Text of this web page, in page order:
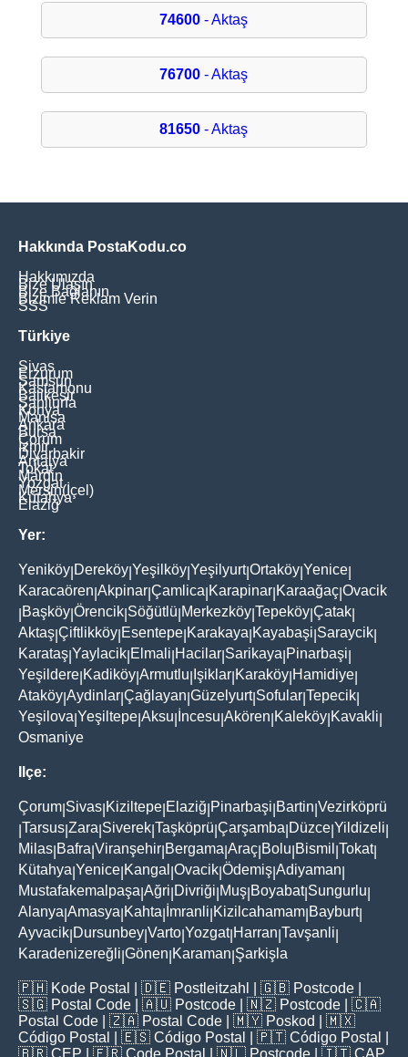
74600 - Aktaş
76700 - Aktaş
81650 - Aktaş
Hakkında PostaKodu.co
Hakkımızda
Bize Ulaşın
Bize Bağlanın
Bizimle Reklam Verin
SSS
Türkiye
Sivas
Erzurum
Samsun
Kastamonu
Balikesir
Şanliurfa
Konya
Manisa
Ankara
Bursa
Çorum
İzmir
Diyarbakir
Antalya
Tokat
Mardin
Yozgat
Mersin(İçel)
Kütahya
Elaziğ
Yer:
Yeniköy Dereköy Yeşilköy Yeşilyurt|Ortaköy Yenice
Karacaören Akpinar Çamlica Karapinar Karaağaç Ovacik
Başköy Örencik Söğütlü Merkezköy Tepeköy Çatak
Aktaş Çiftlikköy Esentepe Karakaya Kayabaşi Saraycik
Karataş Yaylacik Elmali Hacilar Sarikaya Pinarbaşi
Yeşildere Kadiköy Armutlu Işiklar Karaköy Hamidiye
Ataköy Aydinlar Çağlayan Güzelyurt| Sofular Tepecik
Yeşilova Yeşiltepe Aksu İncesu Akören Kaleköy Kavakli
Osmaniye
Ilçe:
Çorum Sivas Kiziltepe Elaziğ Pinarbaşi Bartin Vezirköprü
Tarsus Zara Siverek Taşköprü Çarşamba Düzce Yildizeli
Milas Bafra Viranşehir Bergama Araç Bolu Bismil Tokat|
Kütahya Yenice Kangal Ovacik Ödemiş Adiyaman
Mustafakemalpaşa Ağri Divriği Muş Boyabat| Sungurlu
Alanya Amasya Kahta İmranli Kizilcahamam Bayburt|
Ayvacik Dursunbey Varto Yozgat| Harran Tavşanli
Karadenizereğli Gönen Karaman Şarkişla
🇵🇭 Kode Postal | 🇩🇪 Postleitzahl | 🇬🇧 Postcode
🇸🇬 Postal Code | 🇦🇺 Postcode | 🇳🇿 Postcode | 🇨🇦
Postal Code | 🇿🇦 Postal Code | 🇲🇾 Poskod
| 🇲🇽
Código Postal
| 🇪🇸 Código Postal | 🇵🇹 Código Postal